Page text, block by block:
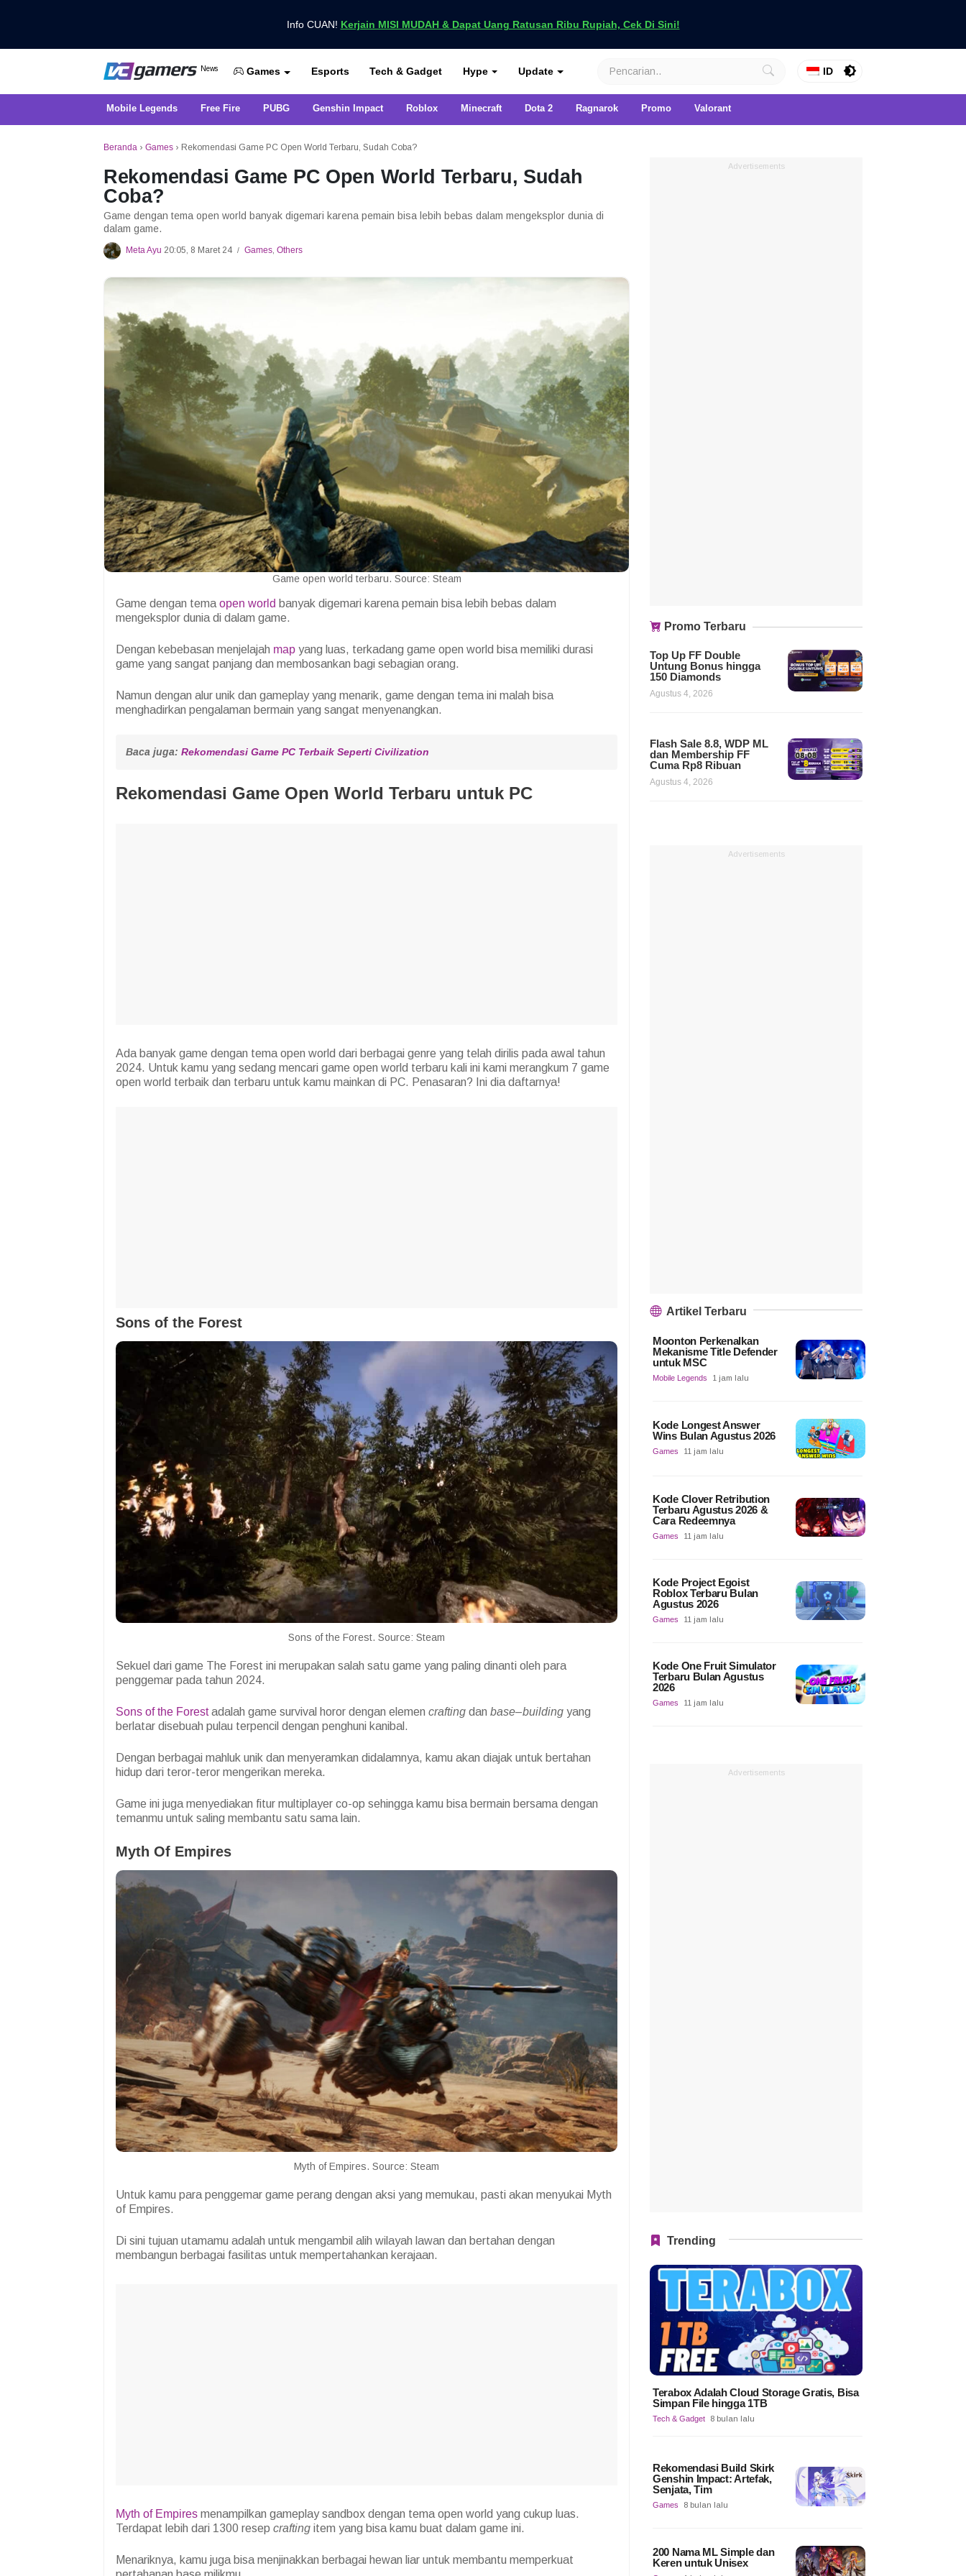
Info CUAN! Kerjain MISI MUDAH & Dapat Uang Ratusan Ribu Rupiah, Cek Di Sini!
VCGamers News
News
Dapatkan Berita Games Terbaru Hanya di VCGamers
Games Esports Tech & Gadget Hype Update ID
Mobile Legends Free Fire PUBG Genshin Impact Roblox Minecraft Dota 2 Ragnarok Promo Valorant
Beranda › Games › Rekomendasi Game PC Open World Terbaru, Sudah Coba?
Rekomendasi Game PC Open World Terbaru, Sudah
Coba?
Game dengan tema open world banyak digemari karena pemain bisa lebih bebas dalam mengeksplor dunia di
dalam game.
Meta Ayu 20:05, 8 Maret 24 / Games, Others
Game open world terbaru. Source: Steam
Game dengan tema open world banyak digemari karena pemain bisa lebih bebas dalam
mengeksplor dunia di dalam game.
Dengan kebebasan menjelajah map yang luas, terkadang game open world bisa memiliki durasi
game yang sangat panjang dan membosankan bagi sebagian orang.
Namun dengan alur unik dan gameplay yang menarik, game dengan tema ini malah bisa
menghadirkan pengalaman bermain yang sangat menyenangkan.
Baca juga: Rekomendasi Game PC Terbaik Seperti Civilization
Rekomendasi Game Open World Terbaru untuk PC
Ada banyak game dengan tema open world dari berbagai genre yang telah dirilis pada awal tahun
2024. Untuk kamu yang sedang mencari game open world terbaru kali ini kami merangkum 7 game
open world terbaik dan terbaru untuk kamu mainkan di PC. Penasaran? Ini dia daftarnya!
Sons of the Forest
Sons of the Forest. Source: Steam
Sekuel dari game The Forest ini merupakan salah satu game yang paling dinanti oleh para
penggemar pada tahun 2024.
Sons of the Forestadalah game survival horor dengan elemen crafting dan base–building yang
berlatar disebuah pulau terpencil dengan penghuni kanibal.
Dengan berbagai mahluk unik dan menyeramkan didalamnya, kamu akan diajak untuk bertahan
hidup dari teror-teror mengerikan mereka.
Game ini juga menyediakan fitur multiplayer co-op sehingga kamu bisa bermain bersama dengan
temanmu untuk saling membantu satu sama lain.
Myth Of Empires
Myth of Empires. Source: Steam
Untuk kamu para penggemar game perang dengan aksi yang memukau, pasti akan menyukai Myth
of Empires.
Di sini tujuan utamamu adalah untuk mengambil alih wilayah lawan dan bertahan dengan
membangun berbagai fasilitas untuk mempertahankan kerajaan.
Myth of Empires menampilkan gameplay sandbox dengan tema open world yang cukup luas.
Terdapat lebih dari 1300 resep crafting item yang bisa kamu buat dalam game ini.
Menariknya, kamu juga bisa menjinakkan berbagai hewan liar untuk membantu memperkuat
Advertisements
Promo Terbaru
Top Up FF Double
Untung Bonus hingga
150 Diamonds
Agustus 4, 2026
Flash Sale 8.8, WDP ML
dan Membership FF
Cuma Rp8 Ribuan
Agustus 4, 2026
Advertisements
Artikel Terbaru
Moonton Perkenalkan
Mekanisme Title Defender
untuk MSC
Mobile Legends 1 jam lalu
Kode Longest Answer
Wins Bulan Agustus 2026
Games 11 jam lalu
Kode Clover Retribution
Terbaru Agustus 2026 &
Cara Redeemnya
Games 11 jam lalu
Kode Project Egoist
Roblox Terbaru Bulan
Agustus 2026
Games 11 jam lalu
Kode One Fruit Simulator
Terbaru Bulan Agustus
2026
Games 11 jam lalu
Advertisements
Trending
Terabox Adalah Cloud Storage Gratis, Bisa
Simpan File hingga 1TB
Tech & Gadget 8 bulan lalu
Rekomendasi Build Skirk
Genshin Impact: Artefak,
Senjata, Tim
Games 8 bulan lalu
200 Nama ML Simple dan
Keren untuk Unisex